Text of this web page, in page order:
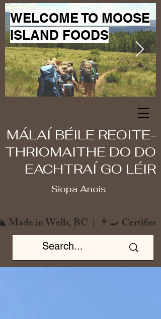
WELCOME TO MOOSE
ISLAND FOODS
MÁLAÍ BÉILE REOITE-
THRIOMAITHE DO DO
EACHTRAÍ GO LÉIR
Siopa Anois
in Wells, BC  |  👨‍🍳 Certified